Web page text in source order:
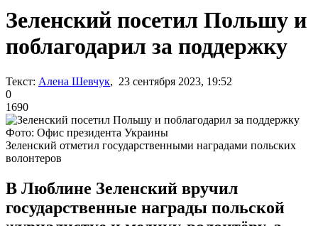
Зеленский посетил Польшу и
поблагодарил за поддержку
Текст: Алена Шевчук, 23 сентября 2023, 19:52
0
1690
Фото: Офис президента Украины
Зеленский отметил государственными наградами польских
волонтеров
В Люблине Зеленский вручил
государственные награды польской